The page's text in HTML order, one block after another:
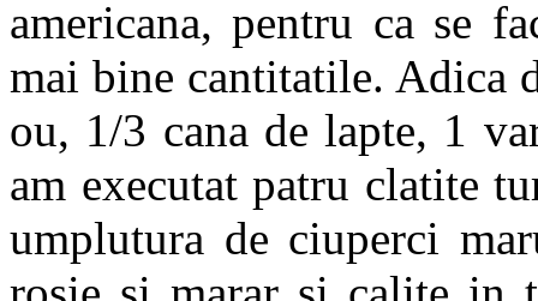
americana, pentru ca se
mai bine cantitatile. Adica
ou, 1/3 cana de lapte, 1
am executat patru clatite
umplutura de ciuperci